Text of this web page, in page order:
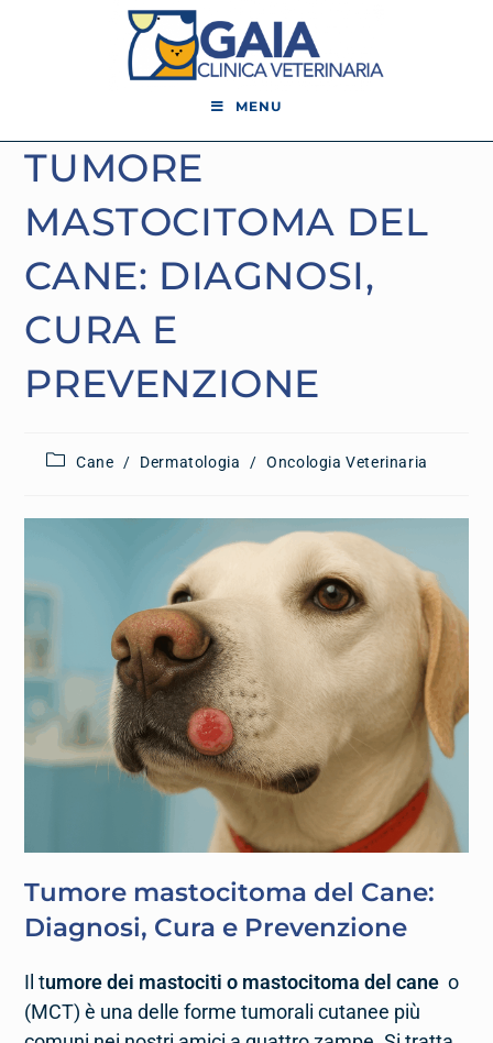
MENU
TUMORE
MASTOCITOMA DEL
CANE: DIAGNOSI,
CURA E
PREVENZIONE
Cane / Dermatologia / Oncologia Veterinaria
Tumore mastocitoma del Cane:
Diagnosi, Cura e Prevenzione
Il tumore dei mastociti o mastocitoma del cane o
(MCT) è una delle forme tumorali cutanee più